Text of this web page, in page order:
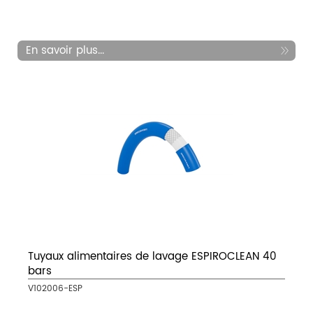
En savoir plus...
Tuyaux alimentaires de lavage ESPIROCLEAN 40
bars
V102006-ESP